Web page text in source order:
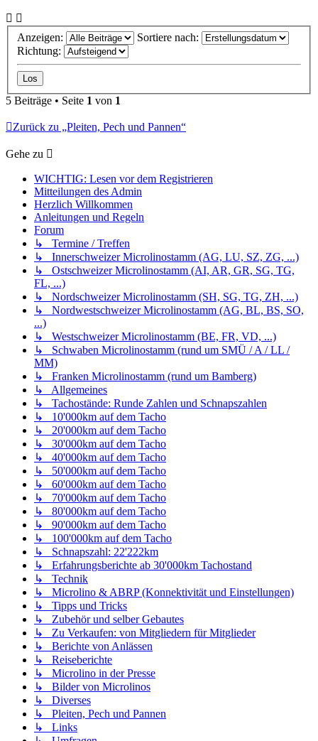
Anzeigen:
Sortiere nach:
Richtung:
5 Beiträge • Seite 1 von 1
Zurück zu „Pleiten, Pech und Pannen“
Gehe zu
WICHTIG: Lesen vor dem Registrieren
Mitteilungen des Admin
Herzlich Willkommen
Anleitungen und Regeln
Forum
↳ Termine / Treffen
↳ Innerschweizer Microlinostamm (AG, LU, SZ, ZG, ...)
↳ Ostschweizer Microlinostamm (AI, AR, GR, SG, TG,
FL, ...)
↳ Nordschweizer Microlinostamm (SH, SG, TG, ZH, ...)
↳ Nordwestschweizer Microlinostamm (AG, BL, BS, SO,
...)
↳ Westschweizer Microlinostamm (BE, FR, VD, ...)
↳ Schwaben Microlinostamm (rund um SMÜ / A / LL /
MM)
↳ Franken Microlinostamm (rund um Bamberg)
↳ Allgemeines
↳ Tachostände: Runde Zahlen und Schnapszahlen
↳ 10'000km auf dem Tacho
↳ 20'000km auf dem Tacho
↳ 30'000km auf dem Tacho
↳ 40'000km auf dem Tacho
↳ 50'000km auf dem Tacho
↳ 60'000km auf dem Tacho
↳ 70'000km auf dem Tacho
↳ 80'000km auf dem Tacho
↳ 90'000km auf dem Tacho
↳ 100'000km auf dem Tacho
↳ Schnapszahl: 22'222km
↳ Erfahrungsberichte ab 30'000km Tachostand
↳ Technik
↳ Microlino & ABRP (Konnektivität und Einstellungen)
↳ Tipps und Tricks
↳ Zubehör und selber Gebautes
↳ Zu Verkaufen: von Mitgliedern für Mitglieder
↳ Berichte von Anlässen
↳ Reiseberichte
↳ Microlino in der Presse
↳ Bilder von Microlinos
↳ Diverses
↳ Pleiten, Pech und Pannen
↳ Links